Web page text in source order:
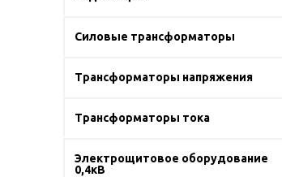
Силовые трансформаторы
Трансформаторы напряжения
Трансформаторы тока
Электрощитовое оборудование
0,4кВ